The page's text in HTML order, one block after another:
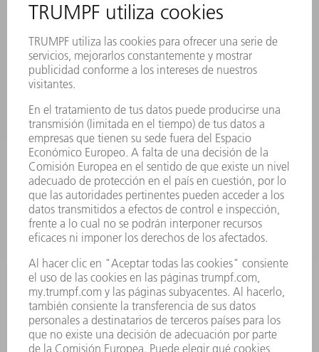
REGISTRO PARA EL BOLETÍN INFORMATIVO
MYTRUMPF
FICHAS TÉCNICAS DE SEGURIDAD
PRODUCTOS
MÁQUINAS Y SISTEMAS
LÁSER
HERRAMIENTAS PORTÁTILES
FÁBRICA INTELIGENTE
SOFTWARE
SERVICIOS
APLICACIONES
SECTORES
EMPRESA
CARRERA PROFESIONAL
OFERTAS DE TRABAJO
PERFIL DE LA EMPRESA
INFORME ANUAL
PRINCIPIOS CORPORATIVOS
CUMPLIMIENTO
SISTEMA DE INFORMADORES
SEGURIDAD
COMUNICADOS DE PRENSA
REVISTAS